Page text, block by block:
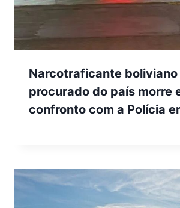
Narcotraficante boliviano
procurado do país morre
confronto com a Polícia